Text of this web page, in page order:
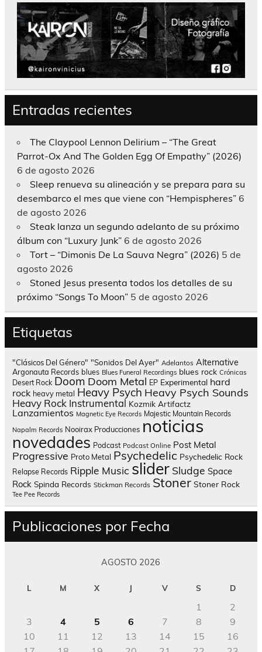
Entradas recientes
The Claypool Lennon Delirium – “The Great
Parrot-Ox And The Golden Egg Of Empathy” (2026)
6 de agosto 2026
Sleep renueva su alineación y se prepara para su
desembarco el mes que viene con “Hempispheres” 6
de agosto 2026
Steak lanza un segundo adelanto de su próximo
álbum con “Luxury Junk” 6 de agosto 2026
Tort – “Dimonis De La Sauva Negra” (2026) 5 de
agosto 2026
Stoned Jesus presenta todos los detalles de su
próximo “Songs To Moon” 5 de agosto 2026
Etiquetas
"Clásicos Del Género" "Sonidos Del Ayer" Adelantos Alternative
Argonauta Records blues Blues Funeral Recordings blues rock Crónicas
Desert Rock Doom Doom Metal EP Experimental hard
rock heavy metal Heavy Psych Heavy Psych Sounds
Heavy Rock Instrumental Kozmik Artifactz
Lanzamientos Magnetic Eye Records Majestic Mountain Records
Napalm Records Nooirax Producciones noticias
novedades Podcast Podcast Online Post Metal
Progressive Proto Metal Psychedelic Psychedelic Rock
Relapse Records Ripple Music slider Sludge Space
Rock Spinda Records Stickman Records Stoner Stoner Rock
Tee Pee Records
Publicaciones por Fecha
AGOSTO 2026
L M X J V S D
1
2
3
4 5 6 7 8
9
10
11 12 13 14 15
16